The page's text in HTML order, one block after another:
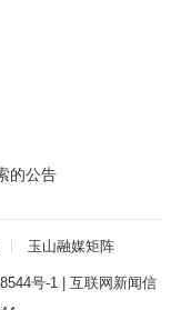
的公告
玉山融媒矩阵
号-1| 互联网新闻信